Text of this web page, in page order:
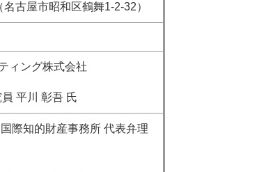
古屋市昭和区鶴舞1‐2‐32）
ィング株式会社
平川 彰吾 氏
際知的財産事務所 代表弁理